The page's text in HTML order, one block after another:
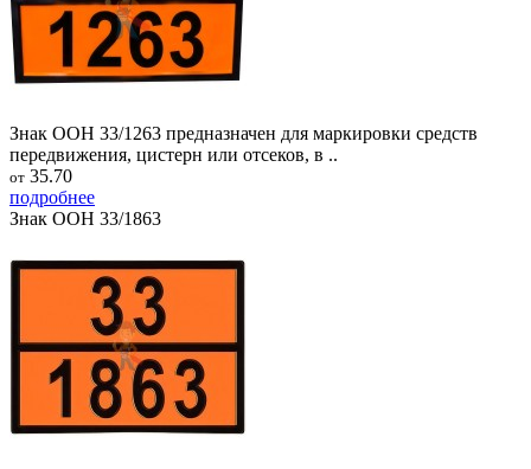
Знак ООН 33/1263 предназначен для маркировки средств
передвижения, цистерн или отсеков, в ..
от 35.70
подробнее
Знак ООН 33/1863